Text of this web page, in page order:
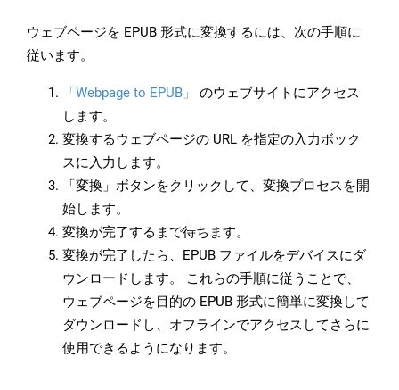
ウェブページを EPUB 形式に変換するには、次の手順に
従います。
「Webpage to EPUB」
のウェブサイトにアクセス
します。
変換するウェブページの URL を指定の入力ボック
スに入力します。
「変換」ボタンをクリックして、変換プロセスを開
始します。
変換が完了するまで待ちます。
変換が完了したら、EPUB ファイルをデバイスにダ
ウンロードします。 これらの手順に従うことで、
ウェブページを目的の EPUB 形式に簡単に変換して
ダウンロードし、オフラインでアクセスしてさらに
使用できるようになります。